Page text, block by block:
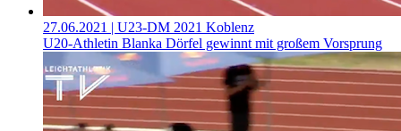
27.06.2021 | U23-DM 2021 Koblenz
U20-Athletin Blanka Dörfel gewinnt mit großem Vorsprung